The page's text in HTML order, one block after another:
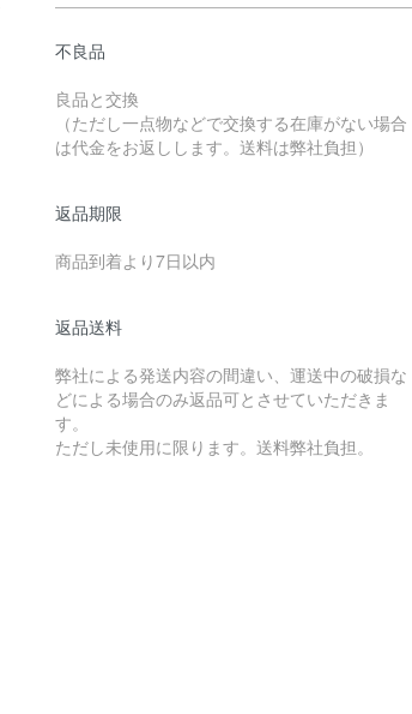
不良品
良品と交換
（ただし一点物などで交換する在庫がない場合
は代金をお返しします。送料は弊社負担）
返品期限
商品到着より7日以内
返品送料
弊社による発送内容の間違い、運送中の破損な
どによる場合のみ返品可とさせていただきま
す。
ただし未使用に限ります。送料弊社負担。